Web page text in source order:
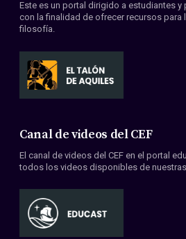
Convenios
Este es un portal dirigido a estudiantes
con la finalidad de ofrecer recursos para
filosofía.
Canal de videos del CEF
El canal de videos del CEF en el portal
todos los videos disponibles de